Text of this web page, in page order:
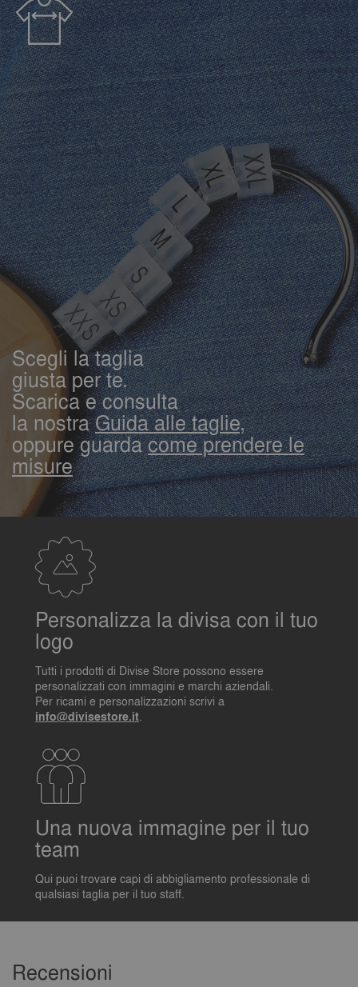
Scegli la taglia
giusta per te.
Scarica e consulta
la nostraGuida alle taglie,
oppure guardacome prendere le
misure
Personalizza la divisa con il tuo
logo
Tutti i prodotti di Divise Store possono essere
personalizzati con immagini e marchi aziendali.
Per ricami e personalizzazioni scrivi a
info@divisestore.it.
Una nuova immagine per il tuo
team
Qui puoi trovare capi di abbigliamento professionale di
qualsiasi taglia per il tuo staff.
Recensioni